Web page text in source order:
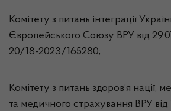
Комітету з питань інтеграції
Європейського Союзу ВРУ від
20/18-2023/165280;
Комітету з питань здоров’я нації,
та медичного страхування ВРУ